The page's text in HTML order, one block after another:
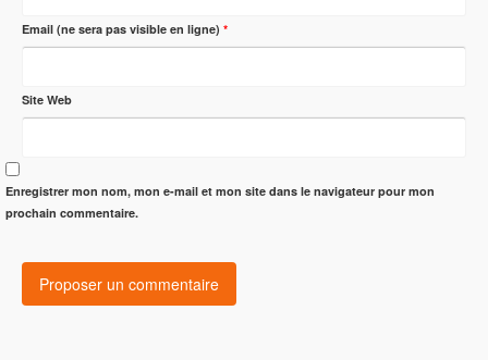
Email (ne sera pas visible en ligne) *
Site Web
Enregistrer mon nom, mon e-mail et mon site dans le navigateur pour mon
prochain commentaire.